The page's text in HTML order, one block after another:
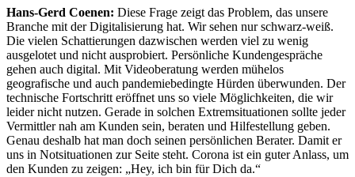
Hans-Gerd Coenen: Diese Frage zeigt das Problem, das unsere
Branche mit der Digitalisierung hat. Wir sehen nur schwarz-weiß.
Die vielen Schattierungen dazwischen werden viel zu wenig
ausgelotet und nicht ausprobiert. Persönliche Kundengespräche
gehen auch digital. Mit Videoberatung werden mühelos
geografische und auch pandemiebedingte Hürden überwunden. Der
technische Fortschritt eröffnet uns so viele Möglichkeiten, die wir
leider nicht nutzen. Gerade in solchen Extremsituationen sollte jeder
Vermittler nah am Kunden sein, beraten und Hilfestellung geben.
Genau deshalb hat man doch seinen persönlichen Berater. Damit er
uns in Notsituationen zur Seite steht. Corona ist ein guter Anlass, um
den Kunden zu zeigen: „Hey, ich bin für Dich da.“